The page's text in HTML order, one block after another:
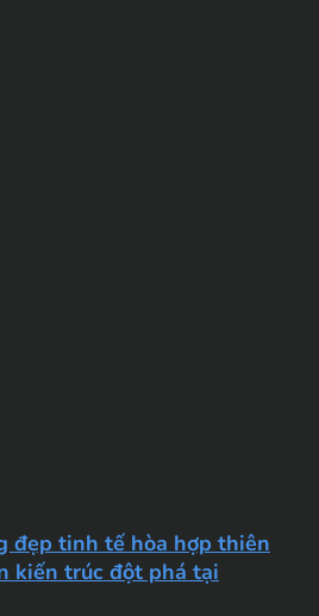
đẹp tinh tế hòa hợp thiên
kiến trúc đột phá tại